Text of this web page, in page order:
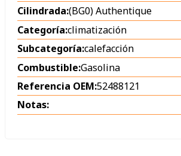
Cilindrada:(BG0) Authentique
Categoría:climatización
Subcategoría:calefacción
Combustible:Gasolina
Referencia OEM:52488121
Notas: